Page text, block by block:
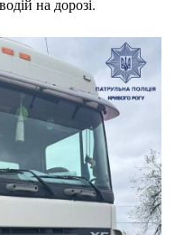
на дорозі.